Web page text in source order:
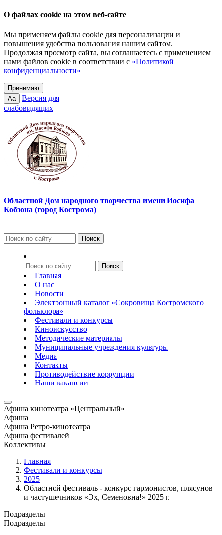
О файлах cookie на этом веб-сайте
Мы применяем файлы cookie для персонализации и
повышения удобства пользования нашим сайтом.
Продолжая просмотр сайта, вы соглашаетесь с применением
нами файлов cookie в соответствии с «Политикой
конфиденциальности»
Принимаю
Aa
Версия для
слабовидящих
Областной Дом народного творчества имени Иосифа
Кобзона (город Кострома)
Главная
О нас
Новости
Электронный каталог «Сокровища Костромского
фольклора»
Фестивали и конкурсы
Киноискусство
Методические материалы
Муниципальные учреждения культуры
Медиа
Контакты
Противодействие коррупции
Наши вакансии
Афиша кинотеатра «Центральный»
Афиша
Афиша Ретро-кинотеатра
Афиша фестивалей
Коллективы
Главная
Фестивали и конкурсы
2025
Областной фестиваль - конкурс гармонистов, плясунов
и частушечников «Эх, Семеновна!» 2025 г.
Подразделы
Подразделы